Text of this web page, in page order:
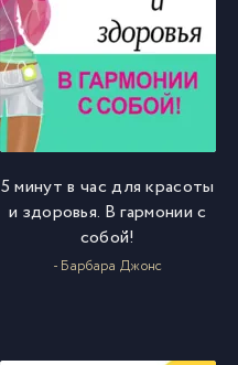
5 минут в час для красоты
и здоровья. В гармонии с
собой!
- Барбара Джонс